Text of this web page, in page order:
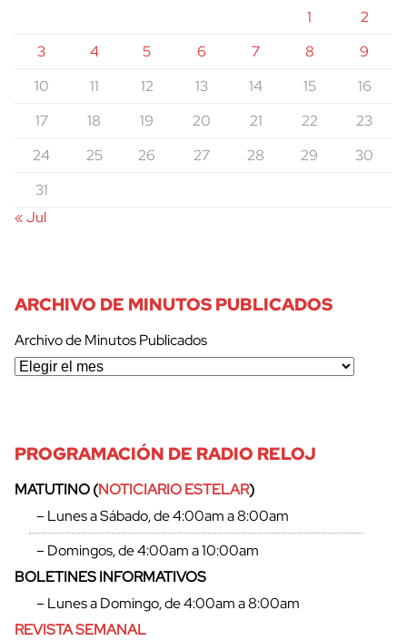
1
2
3
4 5 6 7 8
9
10
11 12 13 14 15
16
17
18 19 20 21 22
23
24
25 26 27 28 29
30
31
« Jul
ARCHIVO DE MINUTOS PUBLICADOS
Archivo de Minutos Publicados
PROGRAMACIÓN DE RADIO RELOJ
MATUTINO (NOTICIARIO ESTELAR)
– Lunes a Sábado, de 4:00am a 8:00am
– Domingos, de 4:00am a 10:00am
BOLETINES INFORMATIVOS
– Lunes a Domingo, de 4:00am a 8:00am
REVISTA SEMANAL